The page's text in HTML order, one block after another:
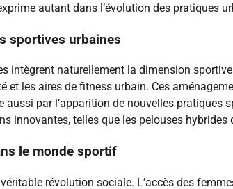
autant dans l’évolution des pratiques
sportives urbaines
intègrent naturellement la dimension
et les aires de fitness urbain. Ces
par l’apparition de nouvelles pratiques
innovantes, telles que les pelouses
le monde sportif
révolution sociale. L’accès des